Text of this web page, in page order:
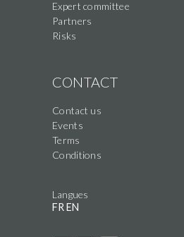
Expert committee
Partners
Risks
CONTACT
Contact us
Events
Terms
Conditions
Langues
FREN